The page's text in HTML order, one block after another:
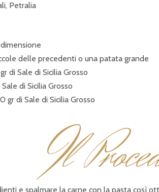
Petralia
delle precedenti o una patata grande
di Sale di Sicilia Grosso
di Sicilia Grosso
gr di Sale di Sicilia Grosso
I
l
e spalmare la carne con la pasta così